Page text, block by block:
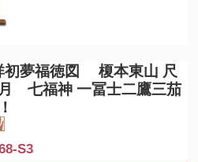
初夢福徳図 榎本東山 尺
七福神 一冨士二鷹三茄
S3